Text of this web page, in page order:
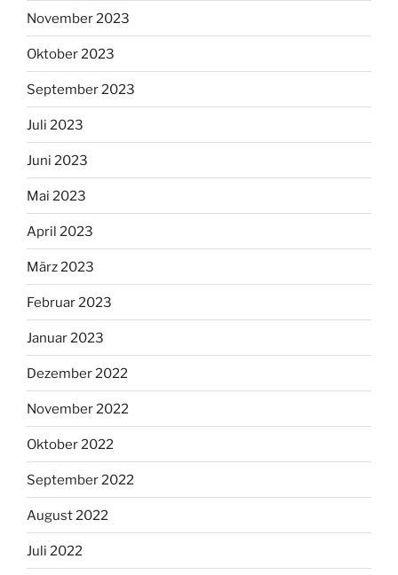
November 2023
Oktober 2023
September 2023
Juli 2023
Juni 2023
Mai 2023
April 2023
März 2023
Februar 2023
Januar 2023
Dezember 2022
November 2022
Oktober 2022
September 2022
August 2022
Juli 2022